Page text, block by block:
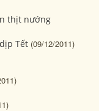
thịt nướng
Tết (09/12/2011)